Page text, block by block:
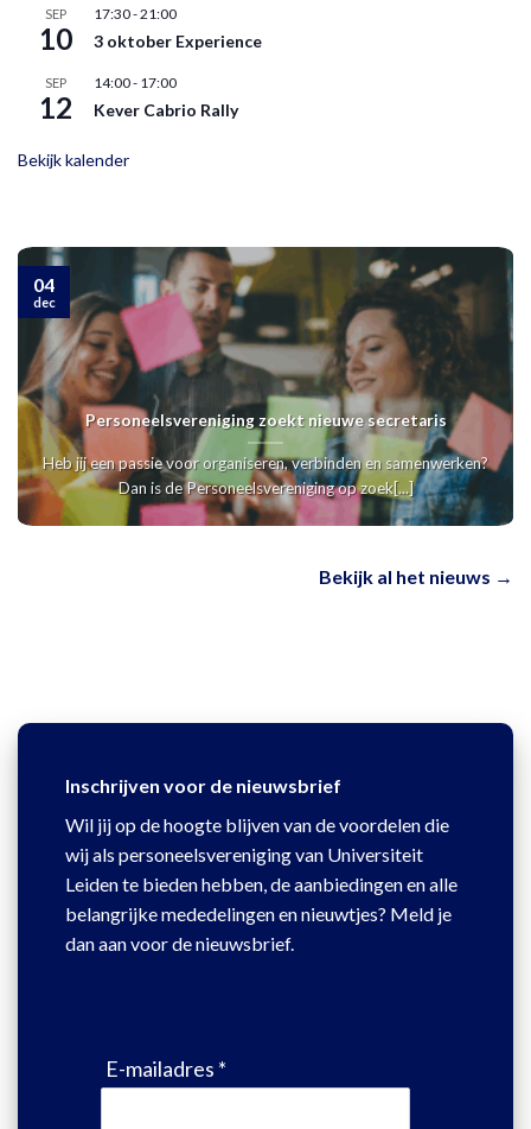
SEP
10
17:30-21:00
3 oktober Experience
SEP
12
14:00- 17:00
Kever Cabrio Rally
Bekijk kalender
Personeelsvereniging zoekt nieuwe secretaris
Heb jij een passie voor organiseren, verbinden en samenwerken?
Dan is de Personeelsvereniging op zoek[...]
04
dec
Bekijk al het nieuws →
Inschrijven voor de nieuwsbrief
Wil jij op de hoogte blijven van de voordelen die
wij als personeelsvereniging van Universiteit
Leiden te bieden hebben, de aanbiedingen en alle
belangrijke mededelingen en nieuwtjes? Meld je
dan aan voor de nieuwsbrief.
E-mailadres *